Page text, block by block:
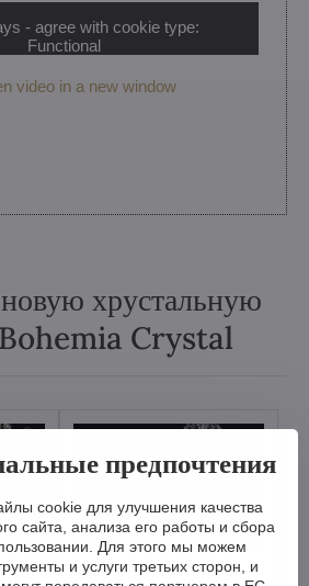
- agree with cookie type:
Functional
video in a new window
хрустальную
Crystal
Современные
предпочтения
cookie для улучшения качества
сайта, анализа его работы и сбора
Для этого мы можем
и услуги третьих сторон, и